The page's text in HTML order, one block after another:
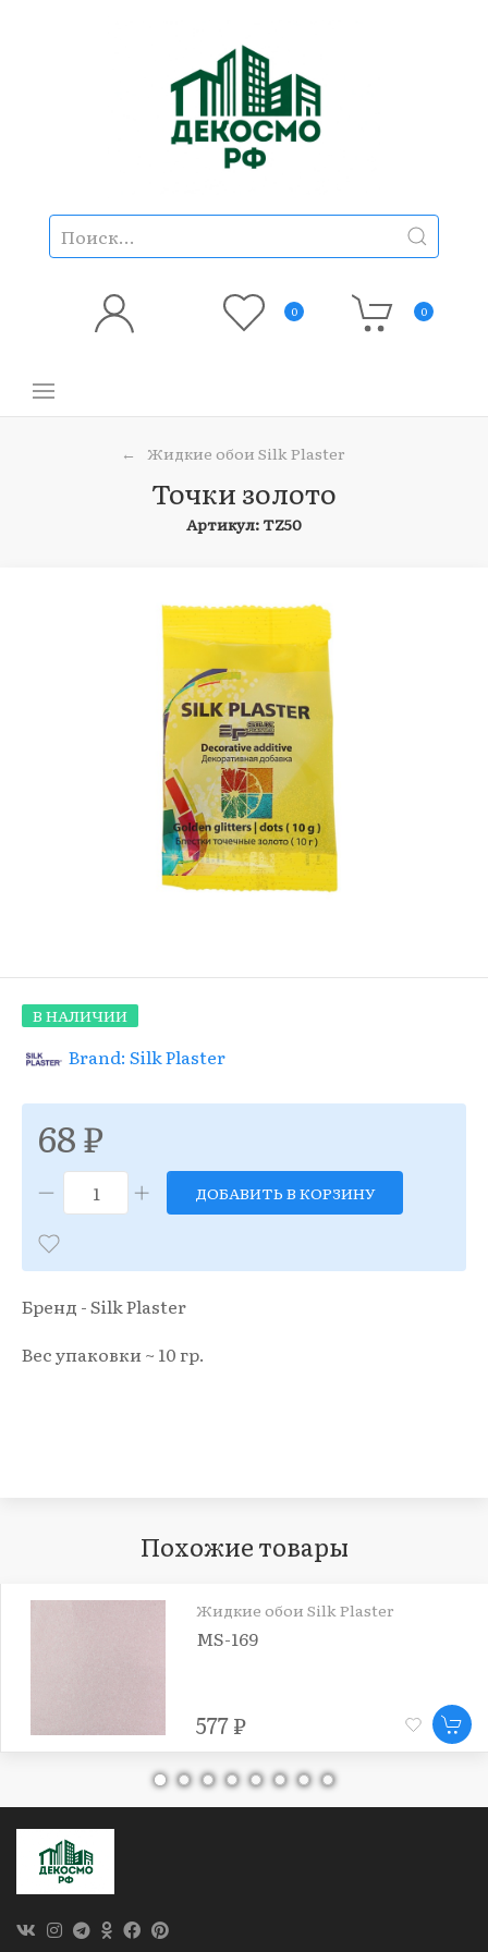
0 0
Жидкие обои Silk Plaster
Точки золото
Артикул: TZ50
В НАЛИЧИИ
Brand: Silk Plaster
68 ₽
ДОБАВИТЬ В КОРЗИНУ
Бренд - Silk Plaster
Вес упаковки ~ 10 гр.
Похожие товары
Жидкие обои Silk Plaster
MS-169
577 ₽